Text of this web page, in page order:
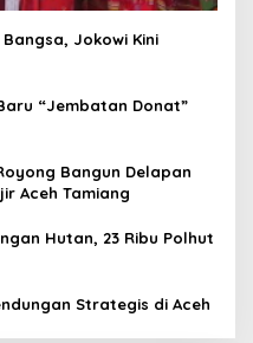
Jokowi Kini
“Jembatan Donat”
Bangun Delapan
Aceh Tamiang
Hutan, 23 Ribu Polhut
Strategis di Aceh